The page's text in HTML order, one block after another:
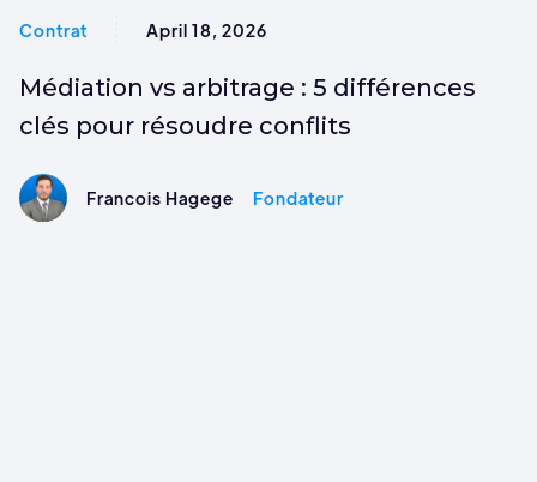
Contrat April 18, 2026
Médiation vs arbitrage : 5 différences
clés pour résoudre conflits
Francois Hagege Fondateur